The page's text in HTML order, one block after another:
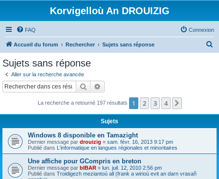
Korvigelloù An DROUIZIG
FAQ Connexion
Accueil du forum Rechercher Sujets sans réponse
c
Sujets sans réponse
Aller sur la recherche avancée
Rechercher
La recherche a retourné 197 résultats 1 2 3 4
Sujets
Windows 8 disponible en Tamazight
Dernier message par drouizig « sam. févr. 16, 2013 9:17 pm
Publié dans L'informatique en langues régionales et minoritaires
Une affiche pour GCompris en breton
Dernier message par bIBAR « lun. juil. 12, 2010 2:56 pm
Publié dans Troidigezh meziantoù all (frank a wirioù evit an darn vrasañ